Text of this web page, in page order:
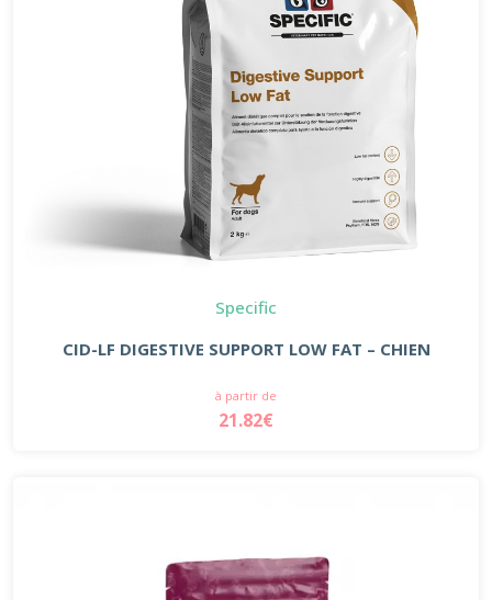
Specific
CID-LF DIGESTIVE SUPPORT LOW FAT – CHIEN
à partir de
21.82€